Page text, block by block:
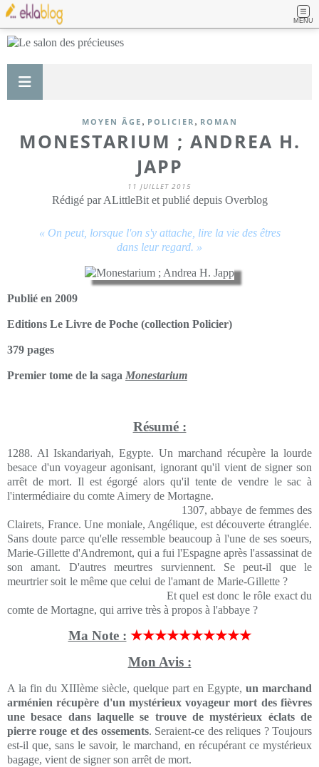
MENU
MOYEN ÂGE , POLICIER , ROMAN
MONESTARIUM ; ANDREA H.
JAPP
11 JUILLET 2015
Rédigé par ALittleBit et publié depuis Overblog
« On peut, lorsque l'on s'y attache, lire la vie des êtres
dans leur regard. »
Publié en 2009
Editions Le Livre de Poche (collection Policier)
379 pages
Premier tome de la saga Monestarium
Résumé :
1288. Al Iskandariyah, Egypte. Un marchand récupère la lourde
besace d'un voyageur agonisant, ignorant qu'il vient de signer son
arrêt de mort. Il est égorgé alors qu'il tente de vendre le sac à
l'intermédiaire du comte Aimery de Mortagne.
1307, abbaye de femmes des
Clairets, France. Une moniale, Angélique, est découverte étranglée.
Sans doute parce qu'elle ressemble beaucoup à l'une de ses soeurs,
Marie-Gillette d'Andremont, qui a fui l'Espagne après l'assassinat de
son amant. D'autres meurtres surviennent. Se peut-il que le
meurtrier soit le même que celui de l'amant de Marie-Gillette ?
Et quel est donc le rôle exact du
comte de Mortagne, qui arrive très à propos à l'abbaye ?
Ma Note : ★★★★★★★★★★
Mon Avis :
A la fin du XIIIème siècle, quelque part en Egypte, un marchand
arménien récupère d'un mystérieux voyageur mort des fièvres
une besace dans laquelle se trouve de mystérieux éclats de
pierre rouge et des ossements. Seraient-ce des reliques ? Toujours
est-il que, sans le savoir, le marchand, en récupérant ce mystérieux
bagage, vient de signer son arrêt de mort.